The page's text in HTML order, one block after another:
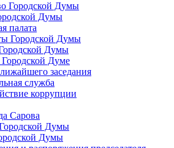
Городской Думы
Думы
палата
Городской Думы
Думы
Думе
заседания
служба
коррупции
Сарова
Думы
Думы